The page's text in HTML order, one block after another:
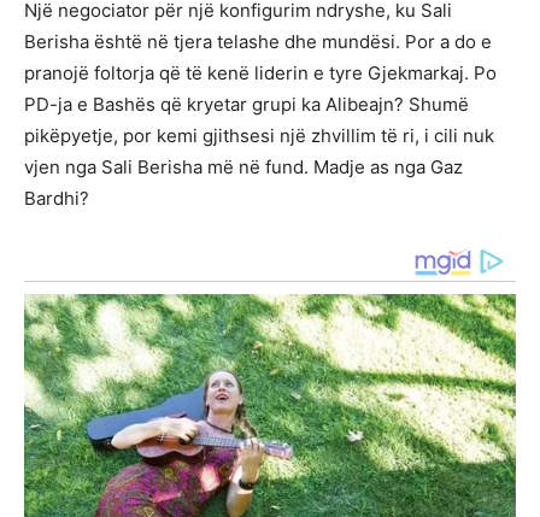
Një negociator për një konfigurim ndryshe, ku Sali
Berisha është në tjera telashe dhe mundësi. Por a do e
pranojë foltorja që të kenë liderin e tyre Gjekmarkaj. Po
PD-ja e Bashës që kryetar grupi ka Alibeajn? Shumë
pikëpyetje, por kemi gjithsesi një zhvillim të ri, i cili nuk
vjen nga Sali Berisha më në fund. Madje as nga Gaz
Bardhi?